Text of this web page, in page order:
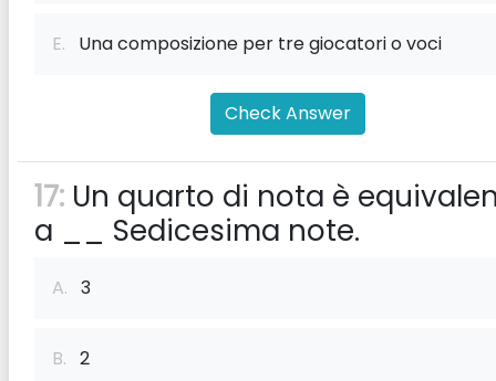
E. Una composizione per tre giocatori o voci
Check Answer
17: Un quarto di nota è
a __ Sedicesima note.
A. 3
B. 2